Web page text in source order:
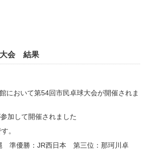
会 結果
において第54回市民卓球大会が開催されま
加して開催されました
。
準優勝：JR西日本 第三位：那珂川卓